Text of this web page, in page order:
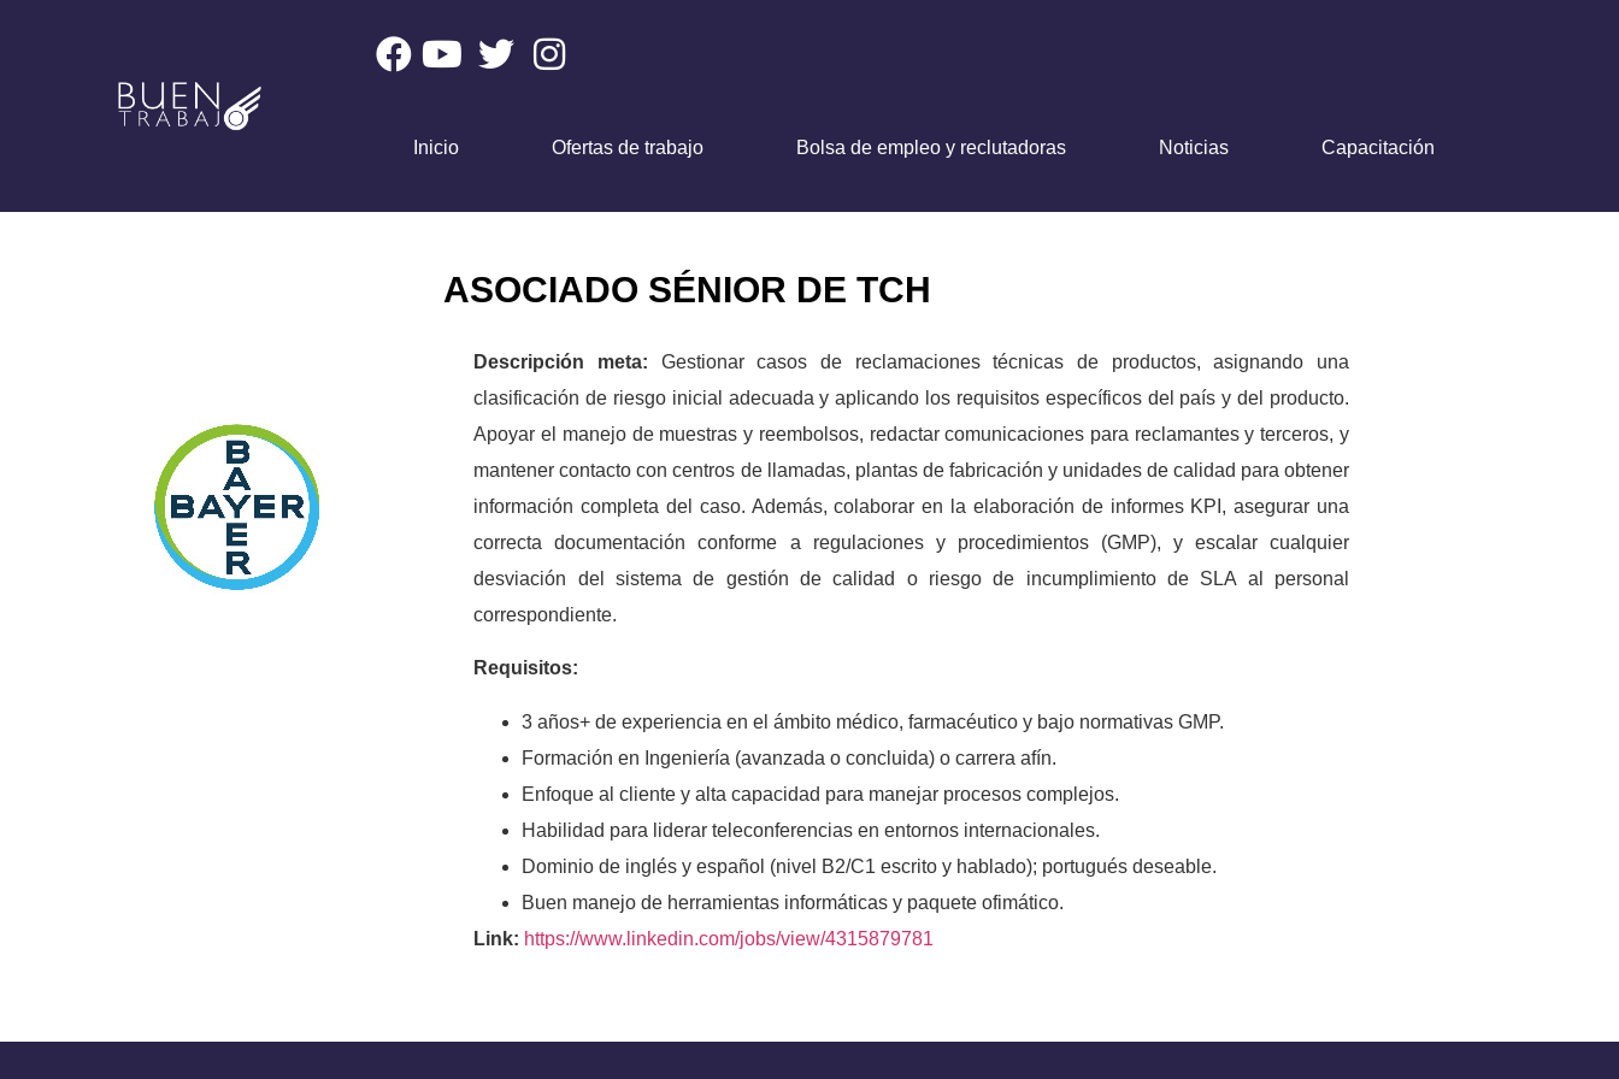
Inicio Ofertas de trabajo Bolsa de empleo y reclutadoras Noticias Capacitación
ASOCIADO SÉNIOR DE TCH
Descripción meta: Gestionar casos de reclamaciones técnicas de productos, asignando una
clasificación de riesgo inicial adecuada y aplicando los requisitos específicos del país y del producto.
Apoyar el manejo de muestras y reembolsos, redactar comunicaciones para reclamantes y terceros, y
mantener contacto con centros de llamadas, plantas de fabricación y unidades de calidad para obtener
información completa del caso. Además, colaborar en la elaboración de informes KPI, asegurar una
correcta documentación conforme a regulaciones y procedimientos (GMP), y escalar cualquier
desviación del sistema de gestión de calidad o riesgo de incumplimiento de SLA al personal
correspondiente.
Requisitos:
3 años+ de experiencia en el ámbito médico, farmacéutico y bajo normativas GMP.
Formación en Ingeniería (avanzada o concluida) o carrera afín.
Enfoque al cliente y alta capacidad para manejar procesos complejos.
Habilidad para liderar teleconferencias en entornos internacionales.
Dominio de inglés y español (nivel B2/C1 escrito y hablado); portugués deseable.
Buen manejo de herramientas informáticas y paquete ofimático.
Link: https://www.linkedin.com/jobs/view/4315879781